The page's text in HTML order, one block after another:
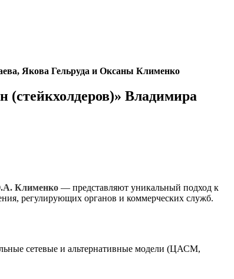
Якова Гельруда и Оксаны Клименко
(стейкхолдеров)» Владимира
Клименко — представляют уникальный подход к
регулирующих органов и коммерческих служб.
сетевые и альтернативные модели (ЦАСМ,